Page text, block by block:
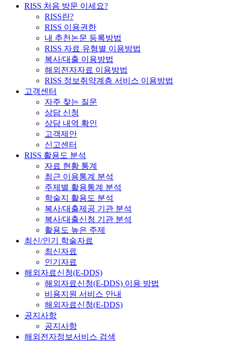
RISS 처음 방문 이세요?
RISS란?
RISS 이용권한
내 추천논문 등록방법
RISS 자료 유형별 이용방법
복사/대출 이용방법
해외전자자료 이용방법
RISS 정보취약계층 서비스 이용방법
고객센터
자주 찾는 질문
상담 신청
상담 내역 확인
고객제안
신고센터
RISS 활용도 분석
자료 현황 통계
최근 이용통계 분석
주제별 활용통계 분석
학술지 활용도 분석
복사/대출제공 기관 분석
복사/대출신청 기관 분석
활용도 높은 주제
최신/인기 학술자료
최신자료
인기자료
해외자료신청(E-DDS)
해외자료신청(E-DDS) 이용 방법
비용지원 서비스 안내
해외자료신청(E-DDS)
공지사항
공지사항
해외전자정보서비스 검색